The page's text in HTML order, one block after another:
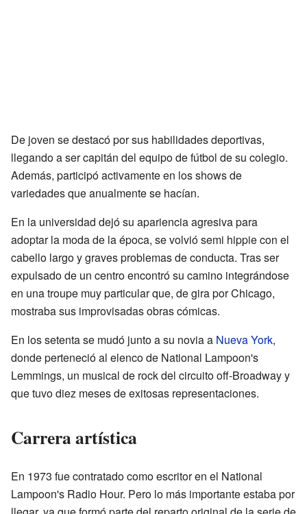
De joven se destacó por sus habilidades deportivas,
llegando a ser capitán del equipo de fútbol de su colegio.
Además, participó activamente en los shows de
variedades que anualmente se hacían.
En la universidad dejó su apariencia agresiva para
adoptar la moda de la época, se volvió semi hippie con el
cabello largo y graves problemas de conducta. Tras ser
expulsado de un centro encontró su camino integrándose
en una troupe muy particular que, de gira por Chicago,
mostraba sus improvisadas obras cómicas.
En los setenta se mudó junto a su novia a Nueva York,
donde perteneció al elenco de National Lampoon's
Lemmings, un musical de rock del circuito off-Broadway y
que tuvo diez meses de exitosas representaciones.
Carrera artística
En 1973 fue contratado como escritor en el National
Lampoon's Radio Hour. Pero lo más importante estaba por